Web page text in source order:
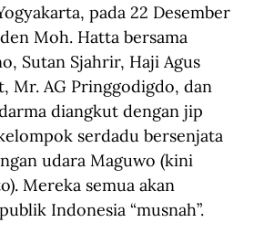
pada 22 Desember
Moh. Hatta bersama
Sutan Sjahrir, Haji Agus
Mr. AG Pringgodigdo, dan
diangkut dengan jip
serdadu bersenjata
udara Maguwo (kini
Mereka semua akan
Indonesia “musnah”.